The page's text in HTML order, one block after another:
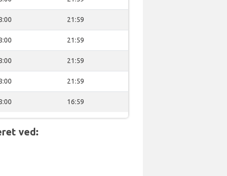
21:59
21:59
21:59
21:59
16:59
ved: